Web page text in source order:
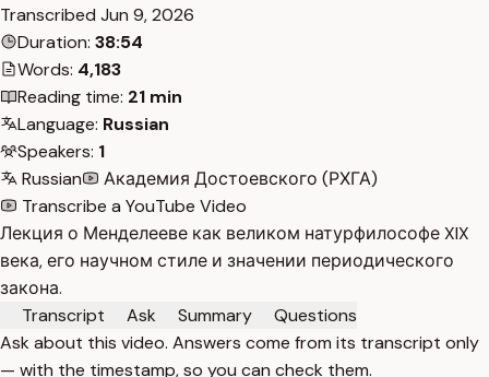
Transcribed Jun 9, 2026
Duration: 38:54
Words: 4,183
Reading time: 21 min
Language: Russian
Speakers: 1
Russian
Академия Достоевского (РХГА)
Transcribe a YouTube Video
Лекция о Менделееве как великом натурфилософе XIX
века, его научном стиле и значении периодического
закона.
Transcript
Ask Summary
Questions
Ask about this video. Answers come from its transcript only
— with the timestamp, so you can check them.